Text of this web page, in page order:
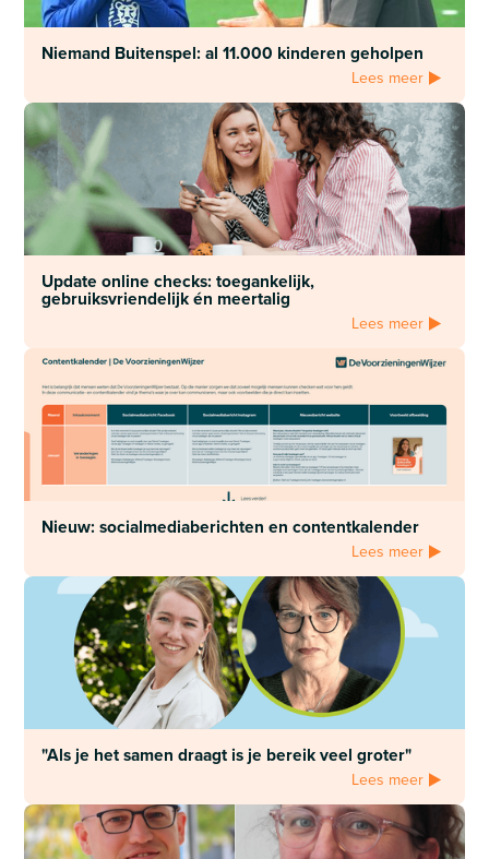
Niemand Buitenspel: al 11.000 kinderen geholpen
Lees meer
Update online checks: toegankelijk,
gebruiksvriendelijk én meertalig
Lees meer
Nieuw: socialmediaberichten en contentkalender
Lees meer
"Als je het samen draagt is je bereik veel groter"
Lees meer